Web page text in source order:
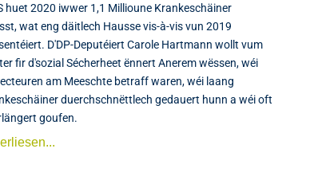
huet 2020 iwwer 1,1 Millioune Krankeschäiner
wat eng däitlech Hausse vis-à-vis vun 2019
D'DP-Deputéiert Carole Hartmann wollt vum
fir d'sozial Sécherheet ënnert Anerem wëssen, wéi
am Meeschte betraff waren, wéi laang
duerchschnëttlech gedauert hunn a wéi oft
goufen.